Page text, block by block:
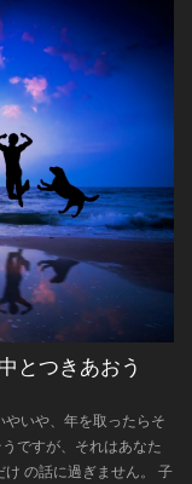
とつきあおう
いや、年を取ったらそ
ですが、それはあなた
の話に過ぎません。 子